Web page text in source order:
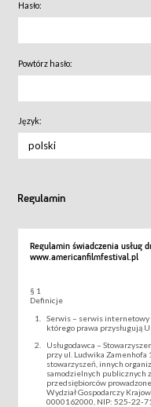
Hasło:
Powtórz hasło:
Język:
polski
Regulamin
Regulamin świadczenia usług
www.americanfilmfestival.pl
§ 1
Definicje
Serwis – serwis internetowy
którego prawa przysługują
Usługodawca –
przy ul. Ludwika
stowarzyszeń, innych
samodzielnych publicznych
przedsiębiorców
Wydział Gospodarczy
0000162000, NIP: 525-22-